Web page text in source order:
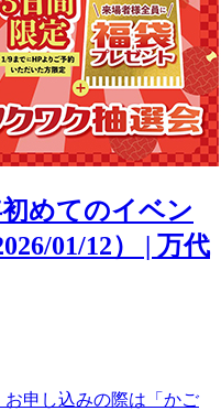
めてのイベン
01/12） | 万代
申し込みの際は「かご